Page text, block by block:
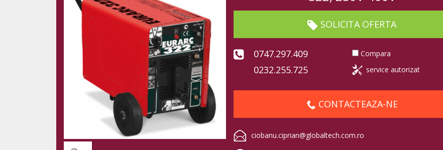
SOLICITA OFERTA
0747.297.409
0232.255.725
Compara
service autorizat
CONTACTEAZA-NE
ciobanu.ciprian@globaltech.com.ro